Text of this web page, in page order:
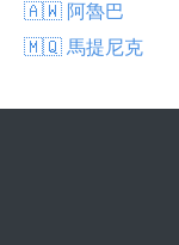
🇦🇼 阿魯巴
🇲🇶 馬提尼克